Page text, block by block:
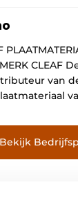
CLEAF
van
de
in
voor zowel
met
Bekijk